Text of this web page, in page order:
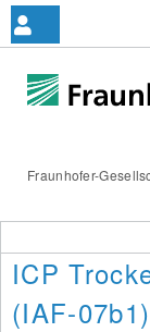
Fraunhofer-
ICP
(IAF-